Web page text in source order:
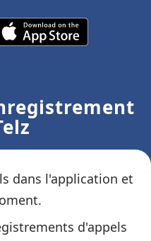
dans l'application et
d'appels